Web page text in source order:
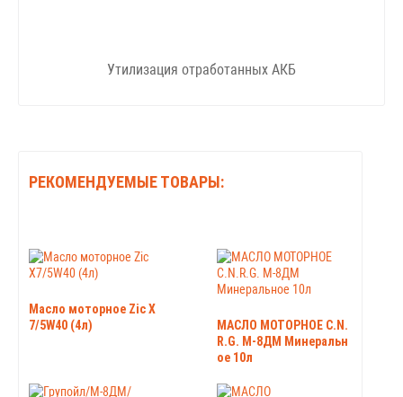
Утилизация отработанных АКБ
РЕКОМЕНДУЕМЫЕ ТОВАРЫ:
Масло моторное Zic X
7/5W40 (4л)
МАСЛО МОТОРНОЕ C.N.
R.G. М-8ДМ Минеральн
ое 10л